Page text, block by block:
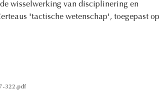
wisselwerking van disciplinering en
'tactische wetenschap', toegepast op
322.pdf